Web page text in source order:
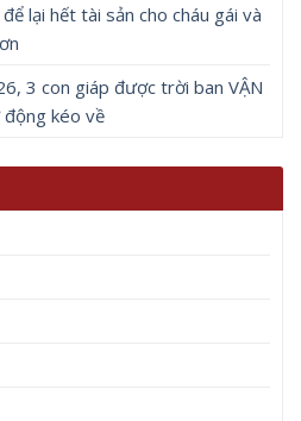
lại hết tài sản cho cháu gái và
3 con giáp được trời ban VẬN
động kéo về